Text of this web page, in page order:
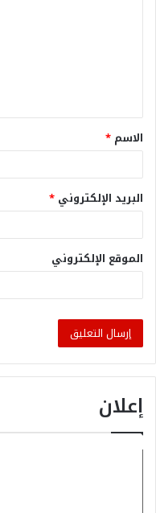
الاسم *
البريد الإلكتروني *
الموقع الإلكتروني
إعلان